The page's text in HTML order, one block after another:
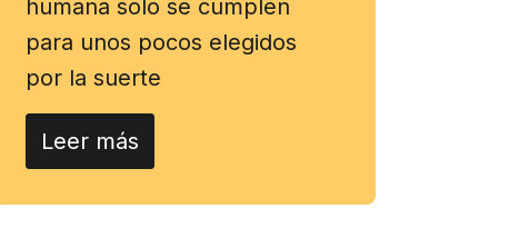
humana solo se cumplen
para unos pocos elegidos
por la suerte
Leer más